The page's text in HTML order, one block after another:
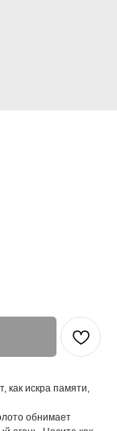
как искра памяти,
обнимает